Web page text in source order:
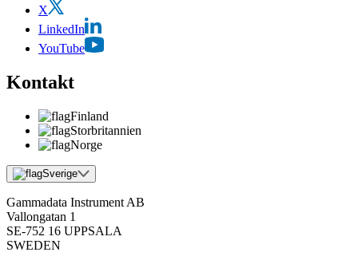
X
LinkedIn
YouTube
Kontakt
Finland
Storbritannien
Norge
Sverige
Gammadata Instrument AB
Vallongatan 1
SE-752 16 UPPSALA
SWEDEN